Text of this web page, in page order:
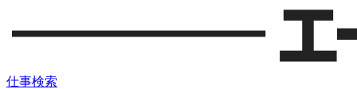
仕事検索